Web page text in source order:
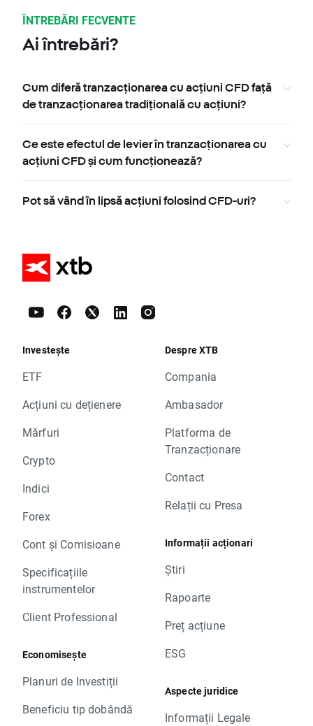
ÎNTREBĂRI FECVENTE
Ai întrebări?
Cum diferă tranzacționarea cu acțiuni CFD față
de tranzacționarea tradițională cu acțiuni?
Ce este efectul de levier în tranzacționarea cu
acțiuni CFD și cum funcționează?
Pot să vând în lipsă acțiuni folosind CFD-uri?
Investește
ETF
Acțiuni cu dețienere
Mărfuri
Crypto
Indici
Forex
Cont și Comisioane
Specificațiile
instrumentelor
Client Professional
Economisește
Planuri de Investiții
Beneficiu tip dobândă
Despre XTB
Compania
Ambasador
Platforma de
Tranzacționare
Contact
Relații cu Presa
Informații acționari
Știri
Rapoarte
Preț acțiune
ESG
Aspecte juridice
Informații Legale